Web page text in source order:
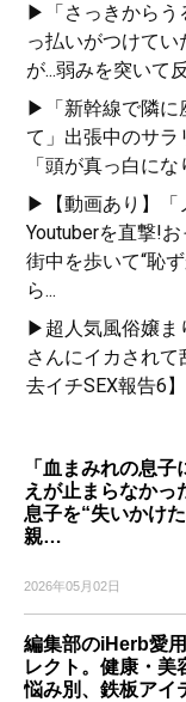
▶「さっきからう
っ払いがつけてい
が...弱みを突いて
▶「新幹線で隣に
て」出張中のサラ
「頭が真っ白にな
▶【動画あり】「
Youtuberを直撃!
街中を歩いて“恥
ら...
▶超人気風俗嬢ま
さんにイカされ
去イチSEX報告6】
「血まみれの息子
えが止まらなかっ
息子を“失いかけ
親…
2026年05月02日
編集部のiHerb愛
レクト。健康・美
悩み別、鉄板ア